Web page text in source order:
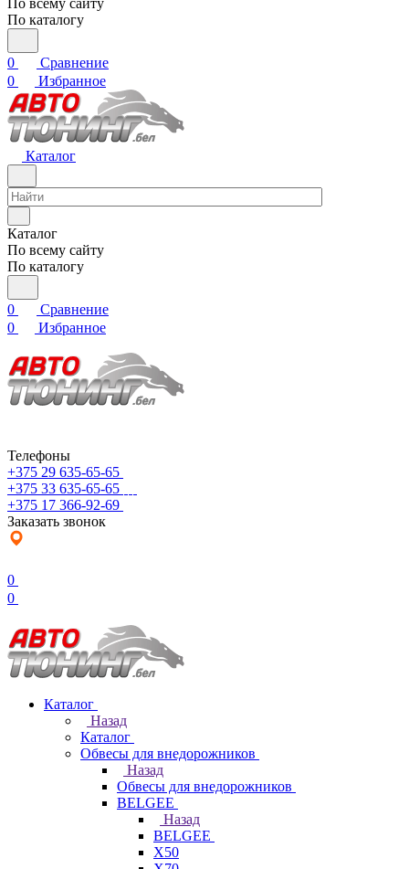
По всему сайту
По каталогу
0
Сравнение
0
Избранное
Каталог
Каталог
По всему сайту
По каталогу
0
Сравнение
0
Избранное
Телефоны
+375 29 635-65-65
+375 33 635-65-65
+375 17 366-92-69
Заказать звонок
0
0
Каталог
Назад
Каталог
Обвесы для внедорожников
Назад
Обвесы для внедорожников
BELGEE
Назад
BELGEE
X50